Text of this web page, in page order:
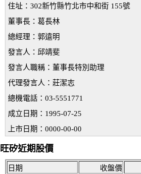
住址：302新竹縣竹北市中和街 155號
董事長：葛長林
總經理：郭遠明
發言人：邱靖斐
發言人職稱：董事長特別助理
代理發言人：莊潔志
總機電話：03-5551771
成立日期：1995-07-25
上市日期：0000-00-00
旺矽近期股價
日期 收盤價